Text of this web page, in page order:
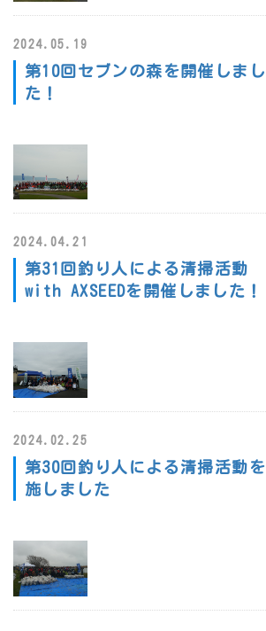
2024.05.19
第10回セブンの森を開催しまし
た！
2024.04.21
第31回釣り人による清掃活動
with AXSEEDを開催しました！
2024.02.25
第30回釣り人による清掃活動
施しました